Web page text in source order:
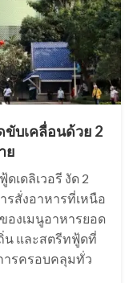
ขับเคลื่อนด้วย 2
ย
เดลิเวอรี งัด 2
รสั่งอาหารที่เหนือ
องเมนูอาหารยอด
น และสตรีทฟู้ดที่
ารครอบคลุมทั่ว